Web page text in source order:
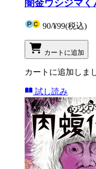
闇金ウシジマ
90/¥99(税込)
カートに追加
カートに追加しま
試し読み